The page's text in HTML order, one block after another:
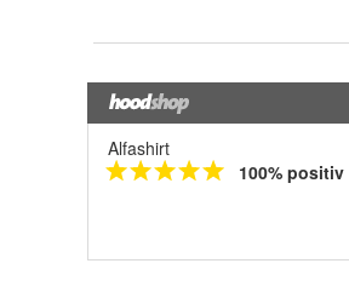
Alfashirt
100% positiv